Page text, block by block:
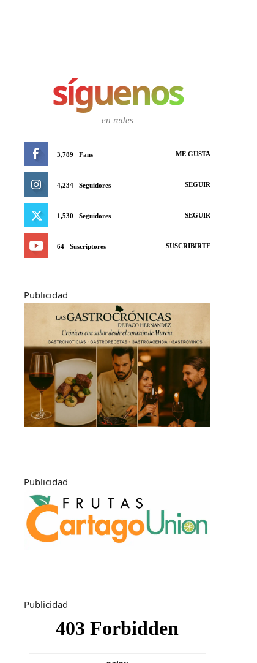
síguenos
en redes
3,789 Fans ME GUSTA
4,234 Seguidores SEGUIR
1,530 Seguidores SEGUIR
64 Suscriptores SUSCRIBIRTE
Publicidad
Publicidad
Publicidad